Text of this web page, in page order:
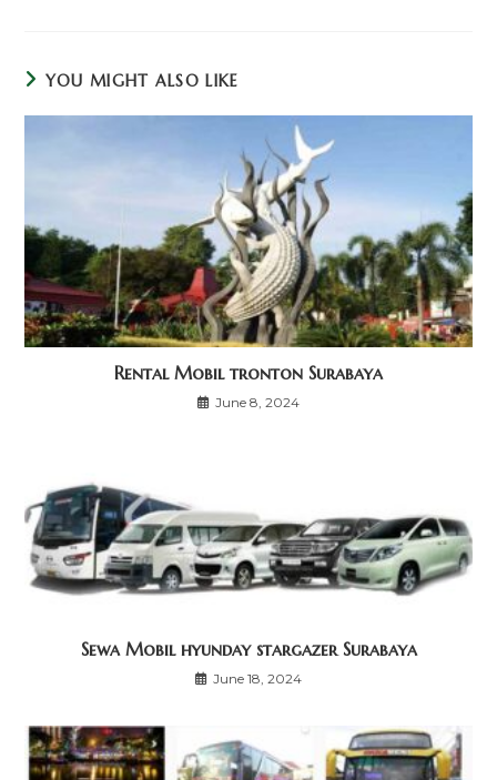
YOU MIGHT ALSO LIKE
Rental Mobil tronton Surabaya
June 8, 2024
Sewa Mobil hyunday stargazer Surabaya
June 18, 2024